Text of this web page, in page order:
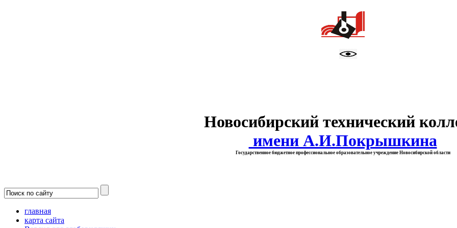
Новосибирский технический
имени А.И.Покрышкина
Государственное бюджетное профессиональное образовательное учреждение Новосибирской области
главная
карта сайта